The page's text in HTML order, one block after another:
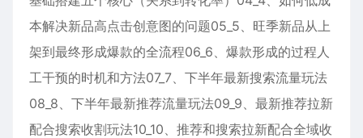
本解决新品高点击创意图的问题05_5、旺季新品从上
架到最终形成爆款的全流程06_6、爆款形成的过程人
工干预的时机和方法07_7、下半年最新搜索流量玩法
08_8、下半年最新推荐流量玩法09_9、最新推荐拉新
配合搜索收割玩法10_10、推荐和搜索拉新配合全域收